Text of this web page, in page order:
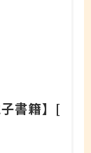
書籍】[